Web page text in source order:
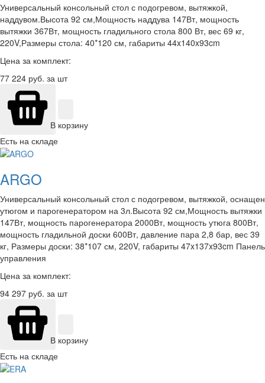
Универсальный консольный стол с подогревом, вытяжкой,
наддувом.Высота 92 см,Мощность наддува 147Вт, мощность
вытяжки 367Вт, мощность гладильного стола 800 Вт, вес 69 кг,
220V,Размеры стола: 40*120 см, габариты 44x140x93cm
Цена за комплект:
77 224 руб. за шт
В корзину
Есть на складе
ARGO
Универсальный консольный стол с подогревом, вытяжкой, оснащен
утюгом и парогенератором на 3л.Высота 92 см,Мощность вытяжки
147Вт, мощность парогенератора 2000Вт, мощность утюга 800Вт,
мощность гладильной доски 600Вт, давление пара 2,8 бар, вес 39
кг, Размеры доски: 38*107 см, 220V, габариты 47x137x93cm Панель
управления
Цена за комплект:
94 297 руб. за шт
В корзину
Есть на складе